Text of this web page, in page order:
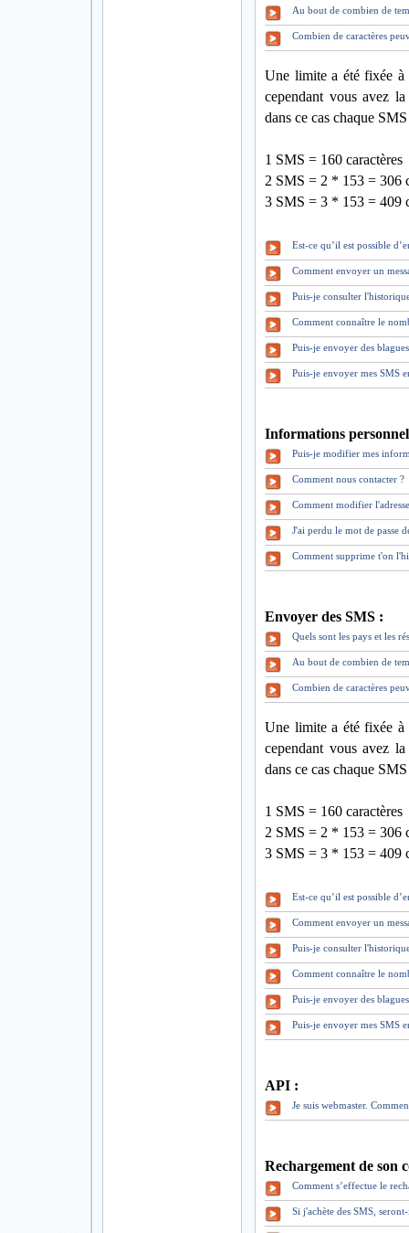
Au bout de combien de
Combien de caractères
Une limite a été fixée à
cependant vous avez
dans ce cas chaque
1 SMS = 160 caractères
2 SMS = 2 * 153 = 306
3 SMS = 3 * 153 = 409
Est-ce qu’il est possible
Comment envoyer un
Puis-je consulter
Comment connaître le
Puis-je envoyer des
Puis-je envoyer mes SMS
Informations
Puis-je modifier mes
Comment nous contacter ?
Comment modifier
J'ai perdu le mot de passe
Comment supprime t'on
Envoyer des SMS :
Quels sont les pays et les
Au bout de combien de
Combien de caractères
Une limite a été fixée à
cependant vous avez
dans ce cas chaque
1 SMS = 160 caractères
2 SMS = 2 * 153 = 306
3 SMS = 3 * 153 = 409
Est-ce qu’il est possible
Comment envoyer un
Puis-je consulter
Comment connaître le
Puis-je envoyer des
Puis-je envoyer mes SMS
API :
Je suis webmaster.
Rechargement de son
Comment s’effectue le
Si j'achète des SMS,